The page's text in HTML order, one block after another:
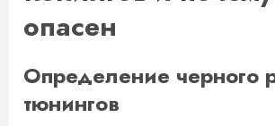
опасен
Определение черного
тюнингов